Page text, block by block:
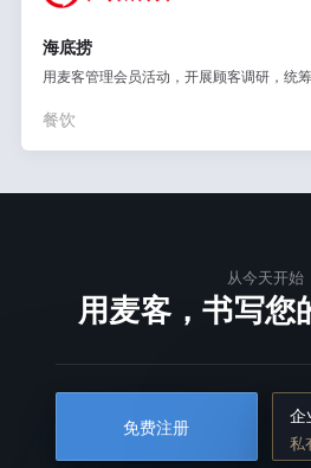
海底捞
用麦客管理会员活动，开展顾客调研，统
餐饮
从今天开始
用麦客，书写您
免费注册
企
私